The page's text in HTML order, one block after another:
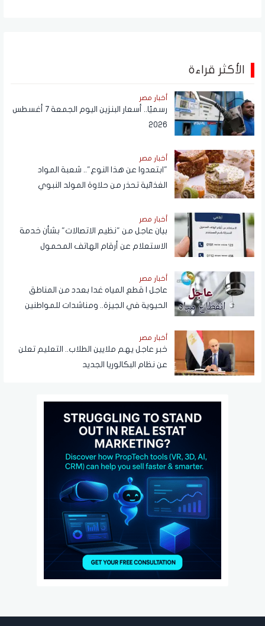
الأكثر قراءة
أخبار مصر
رسميًا.. أسعار البنزين اليوم الجمعة 7 أغسطس
2026
أخبار مصر
"ابتعدوا عن هذا النوع".. شعبة المواد
الغذائية تحذر من حلاوة المولد النبوي
أخبار مصر
بيان عاجل من "نظيم الاتصالات" بشأن خدمة
الاستعلام عن أرقام الهاتف المحمول
NTRA
أخبار مصر
عاجل | قطع المياه غدا بعدد من المناطق
الحيوية في الجيزة.. ومناشدات للمواطنين
أخبار مصر
خبر عاجل يهم ملايين الطلاب.. التعليم تعلن
عن نظام البكالوريا الجديد